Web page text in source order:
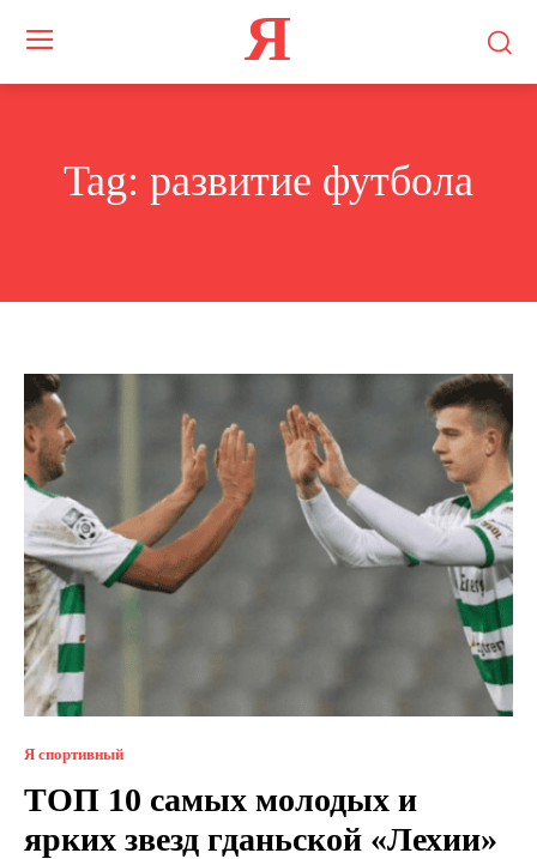
Я
Tag: развитие футбола
Я спортивный
ТОП 10 самых молодых и
ярких звезд гданьской «Лехии»